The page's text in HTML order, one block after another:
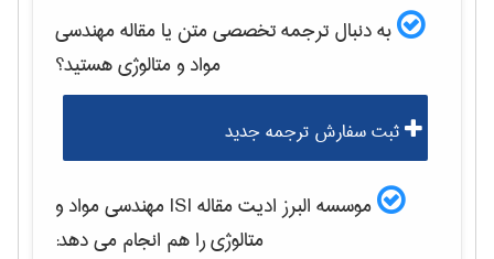
به دنبال ترجمه تخصصی متن یا مقالهمهندسی
مواد و متالوژیهستید؟
ثبت سفارش ترجمه جدید
موسسه البرز ادیت مقاله ISI
مهندسی مواد و
متالوژیرا هم انجام می دهد: